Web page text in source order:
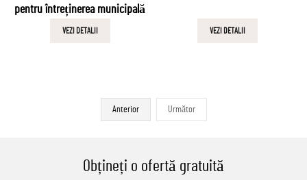
pentru întreținerea municipală
VEZI DETALII VEZI DETALII
Anterior Următor
Obțineți o ofertă gratuită